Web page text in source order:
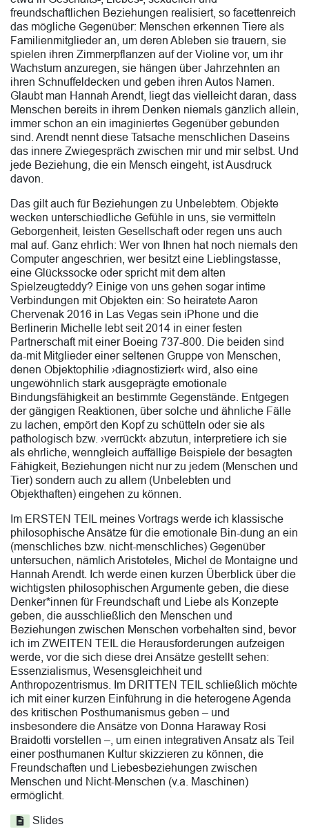
freundschaftlichen Beziehungen realisiert, so facettenreich
das mögliche Gegenüber: Menschen erkennen Tiere als
Familienmitglieder an, um deren Ableben sie trauern, sie
spielen ihren Zimmerpflanzen auf der Violine vor, um ihr
Wachstum anzuregen, sie hängen über Jahrzehnten an
ihren Schnuffeldecken und geben ihren Autos Namen.
Glaubt man Hannah Arendt, liegt das vielleicht daran, dass
Menschen bereits in ihrem Denken niemals gänzlich allein,
immer schon an ein imaginiertes Gegenüber gebunden
sind. Arendt nennt diese Tatsache menschlichen Daseins
das innere Zwiegespräch zwischen mir und mir selbst. Und
jede Beziehung, die ein Mensch eingeht, ist Ausdruck
davon.
Das gilt auch für Beziehungen zu Unbelebtem. Objekte
wecken unterschiedliche Gefühle in uns, sie vermitteln
Geborgenheit, leisten Gesellschaft oder regen uns auch
mal auf. Ganz ehrlich: Wer von Ihnen hat noch niemals den
Computer angeschrien, wer besitzt eine Lieblingstasse,
eine Glückssocke oder spricht mit dem alten
Spielzeugteddy? Einige von uns gehen sogar intime
Verbindungen mit Objekten ein: So heiratete Aaron
Chervenak 2016 in Las Vegas sein iPhone und die
Berlinerin Michelle lebt seit 2014 in einer festen
Partnerschaft mit einer Boeing 737-800. Die beiden sind
da-mit Mitglieder einer seltenen Gruppe von Menschen,
denen Objektophilie ›diagnostiziert‹ wird, also eine
ungewöhnlich stark ausgeprägte emotionale
Bindungsfähigkeit an bestimmte Gegenstände. Entgegen
der gängigen Reaktionen, über solche und ähnliche Fälle
zu lachen, empört den Kopf zu schütteln oder sie als
pathologisch bzw. ›verrückt‹ abzutun, interpretiere ich sie
als ehrliche, wenngleich auffällige Beispiele der besagten
Fähigkeit, Beziehungen nicht nur zu jedem (Menschen und
Tier) sondern auch zu allem (Unbelebten und
Objekthaften) eingehen zu können.
Im ERSTEN TEIL meines Vortrags werde ich klassische
philosophische Ansätze für die emotionale Bin-dung an ein
(menschliches bzw. nicht-menschliches) Gegenüber
untersuchen, nämlich Aristoteles, Michel de Montaigne und
Hannah Arendt. Ich werde einen kurzen Überblick über die
wichtigsten philosophischen Argumente geben, die diese
Denker*innen für Freundschaft und Liebe als Konzepte
geben, die ausschließlich den Menschen und
Beziehungen zwischen Menschen vorbehalten sind, bevor
ich im ZWEITEN TEIL die Herausforderungen aufzeigen
werde, vor die sich diese drei Ansätze gestellt sehen:
Essenzialismus, Wesensgleichheit und
Anthropozentrismus. Im DRITTEN TEIL schließlich möchte
ich mit einer kurzen Einführung in die heterogene Agenda
des kritischen Posthumanismus geben – und
insbesondere die Ansätze von Donna Haraway Rosi
Braidotti vorstellen –, um einen integrativen Ansatz als Teil
einer posthumanen Kultur skizzieren zu können, die
Freundschaften und Liebesbeziehungen zwischen
Menschen und Nicht-Menschen (v.a. Maschinen)
ermöglicht.
Slides